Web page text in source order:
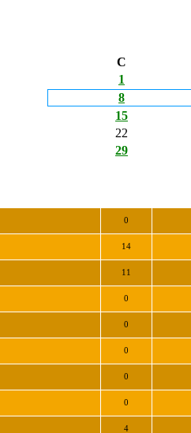
С
1
8
15
22
29
0
14
11
0
0
0
0
0
4